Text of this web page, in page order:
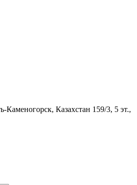
Каменогорск, Казахстан 159/3, 5 эт.,